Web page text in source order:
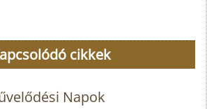
cikkek
Napok